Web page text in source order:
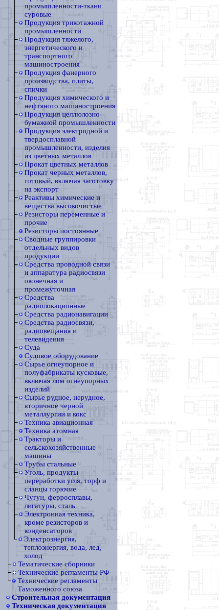
промышленности-ткани
суровые
Продукция трикотажной
промышленности
Продукция тяжелого,
энергетического и
транспортного
машиностроения
Продукция фанерного
производства, плиты,
спички
Продукция химического и
нефтяного машиностроения
Продукция целлюлозно-
бумажной промышленности
Продукция электродной и
твердосплавной
промышленности, изделия
из цветных металлов
Прокат цветных металлов
Прокат черных металлов,
готовый, включая заготовку
на экспорт
Реактивы химические и
вещества высокочистые
Резисторы переменные и
прочие
Резисторы постоянные
Сводные группировки
отдельных видов
продукции
Средства проводной связи
и аппаратура радиосвязи
оконечная и
промежуточная
Средства
радиолокационные
Средства радионавигации
Средства радиосвязи,
радиовещания и
телевидения
Суда
Судовое оборудование
Сырье огнеупорное и
полуфабрикаты кусковые,
включая лом огнеупорных
изделий
Сырье рудное, нерудное,
вторичное черной
металлургии и кокс
Техника авиационная
Техника атомная
Тракторы и
сельскохозяйственные
машины
Трубы стальные
Уголь, продукты
переработки угля, торф и
сланцы горючие
Чугун, ферросплавы,
лигатуры, сталь
Электронная техника,
кроме резисторов и
конденсаторов
Электроэнергия,
теплоэнергия, вода, лед,
холод
Тематические сборники
Технические регламенты РФ
Технические регламенты
Таможенного союза
Строительная документация
Техническая документация